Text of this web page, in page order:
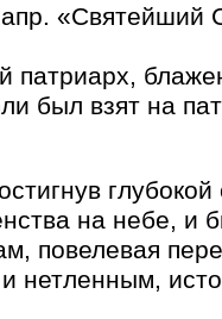
патриарх,
был взят на
на небе, и
повелевая
нетленным,